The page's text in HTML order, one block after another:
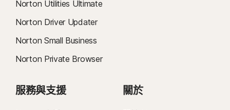
2021 年 Norton LifeLock 網路安全洞察報告：全球結果
如要在 Windows 上使用視訊監督，需安裝瀏覽器擴充功能，iOS 和 Android
則需使用應用程式內的 Norton 瀏覽器。它能監控在 YouTube.com (但不包含嵌
Norton Utilities Ultimate
Norton Driver Updater
Norton Small Business
Norton Private Browser
服務與支援 關於